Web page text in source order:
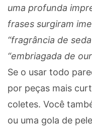
uma profunda
frases surgiram
“fragrância de
“embriagada de
Se o usar todo
por peças mais
coletes. Você
ou uma gola de